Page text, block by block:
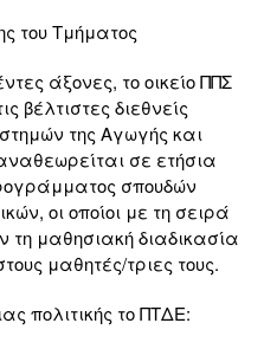
του Τμήματος
άξονες, το οικείο ΠΠΣ
βέλτιστες διεθνείς
της Αγωγής και
σε ετήσια
σπουδών
οι οποίοι με τη σειρά
τη μαθησιακή διαδικασία
μαθητές/τριες τους.
πολιτικής το ΠΤΔΕ: